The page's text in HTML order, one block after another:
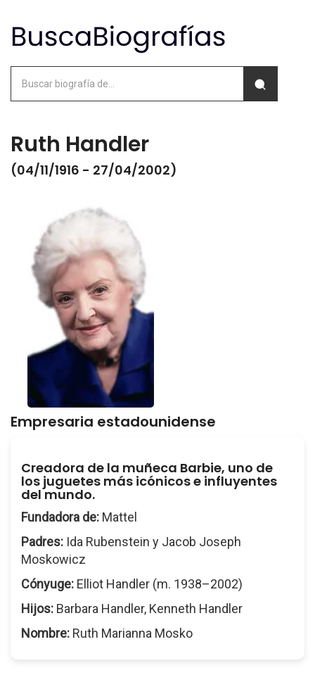
Ruth Handler
(04/11/1916 - 27/04/2002)
Empresaria estadounidense
Creadora de la muñeca Barbie, uno de
los juguetes más icónicos e influyentes
del mundo.
Fundadora de: Mattel
Padres: Ida Rubenstein y Jacob Joseph
Moskowicz
Cónyuge: Elliot Handler (m. 1938–2002)
Hijos: Barbara Handler, Kenneth Handler
Nombre: Ruth Marianna Mosko